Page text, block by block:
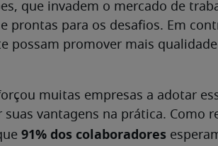
que invadem o mercado de
prontas para os desafios. Em
possam promover mais
muitas empresas a adotar
suas vantagens na prática. Como
91% dos colaboradores